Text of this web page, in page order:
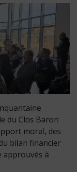
du Clos Baron
moral, des
bilan financier
approuvés à